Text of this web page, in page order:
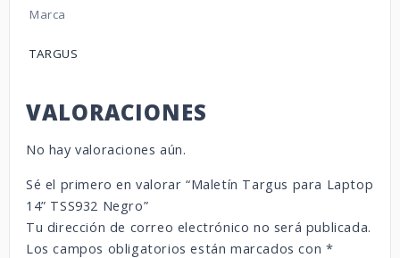
Marca
TARGUS
VALORACIONES
No hay valoraciones aún.
Sé el primero en valorar “Maletín Targus para Laptop
14” TSS932 Negro”
Tu dirección de correo electrónico no será publicada.
Los campos obligatorios están marcados con *